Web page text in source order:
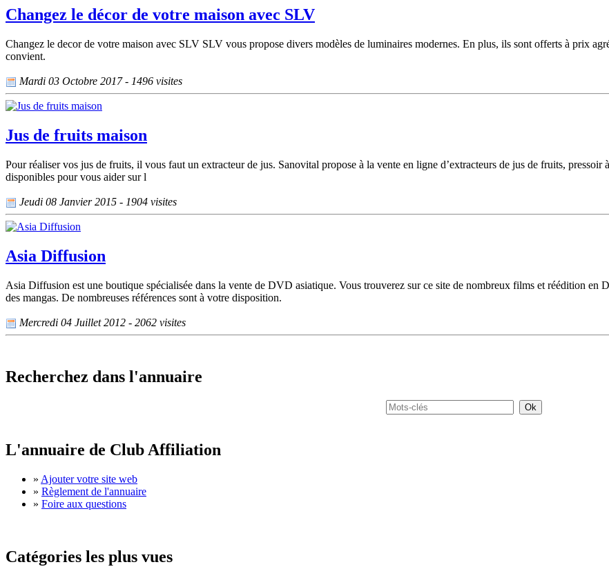
Changez le décor de votre maison avec SLV
Changez le decor de votre maison avec SLV SLV vous propose divers modèles de luminaires modernes. En plus, ils sont offerts à prix
convient.
Mardi 03 Octobre 2017 - 1496 visites
Jus de fruits maison
Pour réaliser vos jus de fruits, il vous faut un extracteur de jus. Sanovital propose à la vente en ligne d’extracteurs de jus de fruits, pressoir
disponibles pour vous aider sur l
Jeudi 08 Janvier 2015 - 1904 visites
Asia Diffusion
Asia Diffusion est une boutique spécialisée dans la vente de DVD asiatique. Vous trouverez sur ce site de nombreux films et réédition
des mangas. De nombreuses références sont à votre disposition.
Mercredi 04 Juillet 2012 - 2062 visites
Recherchez dans l'annuaire
L'annuaire de Club Affiliation
» Ajouter votre site web
» Règlement de l'annuaire
» Foire aux questions
Catégories les plus vues